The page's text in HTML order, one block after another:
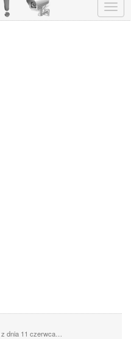
Menu
dnia 11 czerwca…